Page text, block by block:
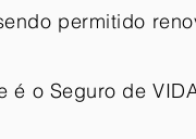
permitido
é o Seguro de